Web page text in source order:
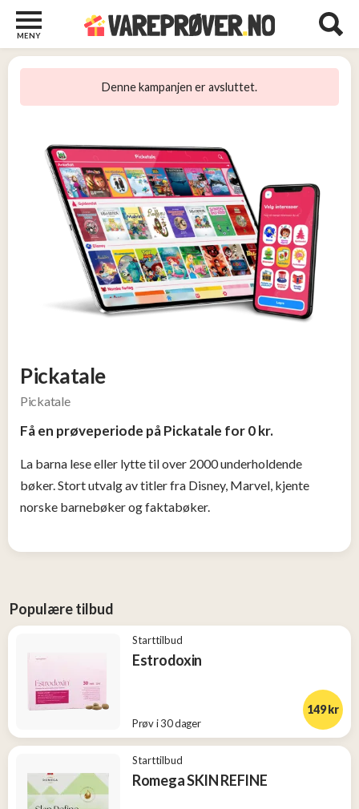
MENY
Denne kampanjen er avsluttet.
Pickatale
Pickatale
Få en prøveperiode på Pickatale for 0 kr.
La barna lese eller lytte til over 2000 underholdende
bøker. Stort utvalg av titler fra Disney, Marvel, kjente
norske barnebøker og faktabøker.
Populære tilbud
Starttilbud
Estrodoxin
Prøv i 30 dager
149 kr
Starttilbud
Romega SKIN REFINE
Barn
Diverse
Elektronikk
Kosttilskudd
Skjønnhet
Streaming
Tjen
penger
13
tilbud